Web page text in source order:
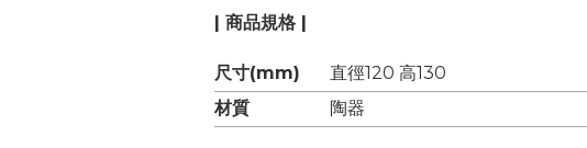
| 商品規格 |
尺寸(mm)
直徑120 高130
材質
陶器